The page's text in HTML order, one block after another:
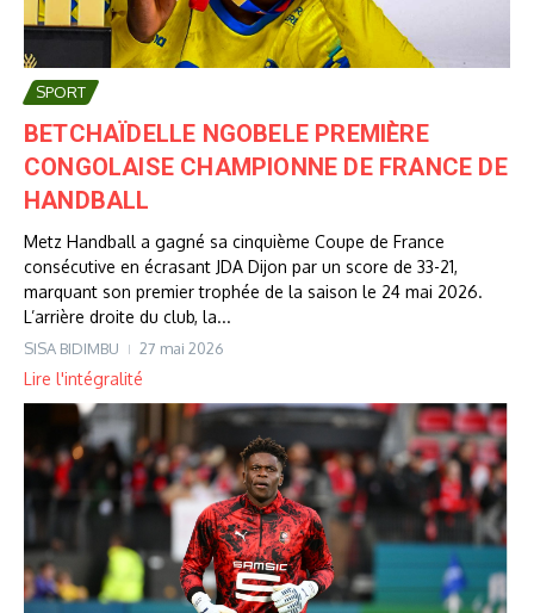
SPORT
BETCHAÏDELLE NGOBELE PREMIÈRE
CONGOLAISE CHAMPIONNE DE FRANCE DE
HANDBALL
Metz Handball a gagné sa cinquième Coupe de France
consécutive en écrasant JDA Dijon par un score de 33-21,
marquant son premier trophée de la saison le 24 mai 2026.
L’arrière droite du club, la...
SISA BIDIMBU 27 mai 2026
Lire l'intégralité